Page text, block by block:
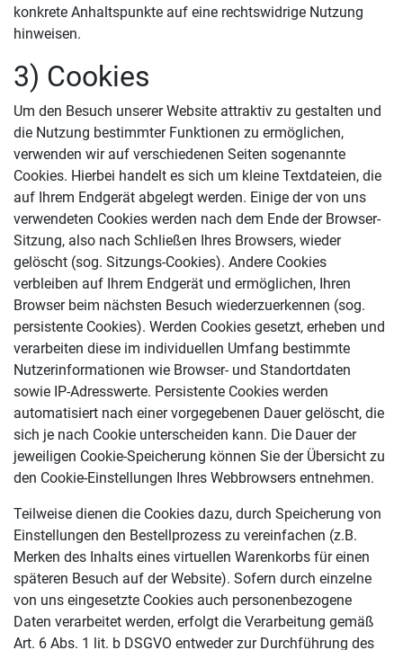
konkrete Anhaltspunkte auf eine rechtswidrige Nutzung
hinweisen.
3) Cookies
Um den Besuch unserer Website attraktiv zu gestalten und
die Nutzung bestimmter Funktionen zu ermöglichen,
verwenden wir auf verschiedenen Seiten sogenannte
Cookies. Hierbei handelt es sich um kleine Textdateien, die
auf Ihrem Endgerät abgelegt werden. Einige der von uns
verwendeten Cookies werden nach dem Ende der Browser-
Sitzung, also nach Schließen Ihres Browsers, wieder
gelöscht (sog. Sitzungs-Cookies). Andere Cookies
verbleiben auf Ihrem Endgerät und ermöglichen, Ihren
Browser beim nächsten Besuch wiederzuerkennen (sog.
persistente Cookies). Werden Cookies gesetzt, erheben und
verarbeiten diese im individuellen Umfang bestimmte
Nutzerinformationen wie Browser- und Standortdaten
sowie IP-Adresswerte. Persistente Cookies werden
automatisiert nach einer vorgegebenen Dauer gelöscht, die
sich je nach Cookie unterscheiden kann. Die Dauer der
jeweiligen Cookie-Speicherung können Sie der Übersicht zu
den Cookie-Einstellungen Ihres Webbrowsers entnehmen.
Teilweise dienen die Cookies dazu, durch Speicherung von
Einstellungen den Bestellprozess zu vereinfachen (z.B.
Merken des Inhalts eines virtuellen Warenkorbs für einen
späteren Besuch auf der Website). Sofern durch einzelne
von uns eingesetzte Cookies auch personenbezogene
Daten verarbeitet werden, erfolgt die Verarbeitung gemäß
Art. 6 Abs. 1 lit. b DSGVO entweder zur Durchführung des